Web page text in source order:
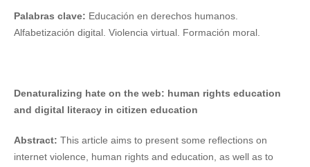
Palabras clave: Educación en derechos humanos.
Alfabetización digital. Violencia virtual. Formación moral.
Denaturalizing hate on the web: human rights education
and digital literacy in citizen education
Abstract: This article aims to present some reflections on
internet violence, human rights and education, as well as to